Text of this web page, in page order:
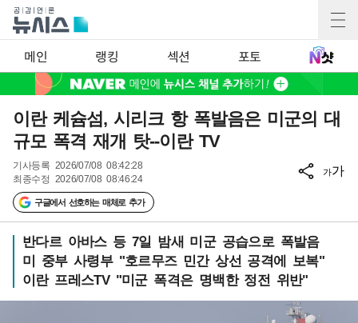
메인 랭킹 섹션 포토
이란 케슘섬, 시리크 항 폭발음은 미군의 대
규모 폭격 재개 탓--이란 TV
기사등록 2026/07/08 08:42:28
최종수정 2026/07/08 08:46:24
구글에서 선호하는 매체로 추가
가가
반다르 아바스 등 7일 밤새 미군 공습으로 폭발음
미 중부 사령부 "호르무즈 민간 상선 공격에 보복"
이란 프레스TV "미군 폭격은 명백한 정전 위반"